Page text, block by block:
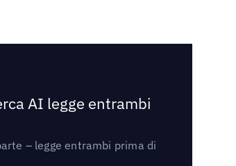
AI legge entrambi
– legge entrambi prima di